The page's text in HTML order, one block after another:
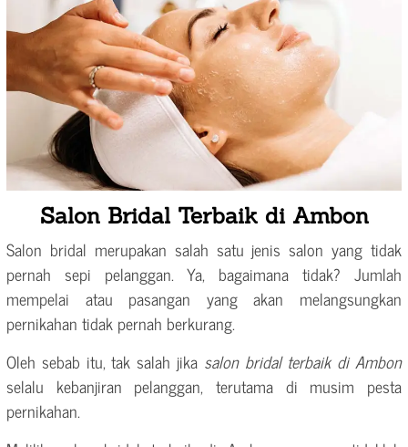
Salon Bridal Terbaik di Ambon
Salon bridal merupakan salah satu jenis salon yang tidak
pernah sepi pelanggan. Ya, bagaimana tidak? Jumlah
mempelai atau pasangan yang akan melangsungkan
pernikahan tidak pernah berkurang.
Oleh sebab itu, tak salah jika salon bridal terbaik di Ambon
selalu kebanjiran pelanggan, terutama di musim pesta
pernikahan.